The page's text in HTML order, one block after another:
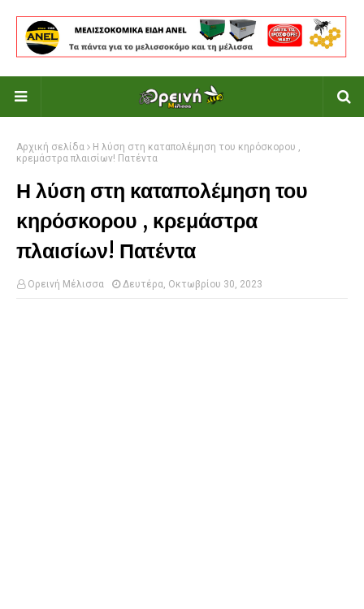
Αρχική σελίδα
Η λύση στη καταπολέμηση του κηρόσκορου ,
κρεμάστρα πλαισίων! Πατέντα
Η λύση στη καταπολέμηση του
κηρόσκορου , κρεμάστρα
πλαισίων! Πατέντα
Ορεινή Μέλισσα Δευτέρα, Οκτωβρίου 30, 2023